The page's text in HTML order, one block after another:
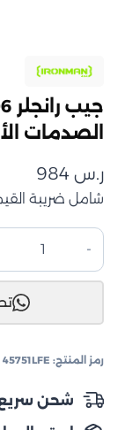
الصدمات
ر.س
شامل ضريبة
كمية
جيب
رانجلر
2006
2017
ممتص
رمز المنتج: 45751LFE
شحن